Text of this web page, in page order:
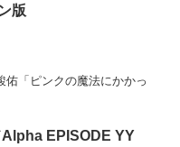
版
佑「ピンクの魔法にかかっ
EPISODE YY